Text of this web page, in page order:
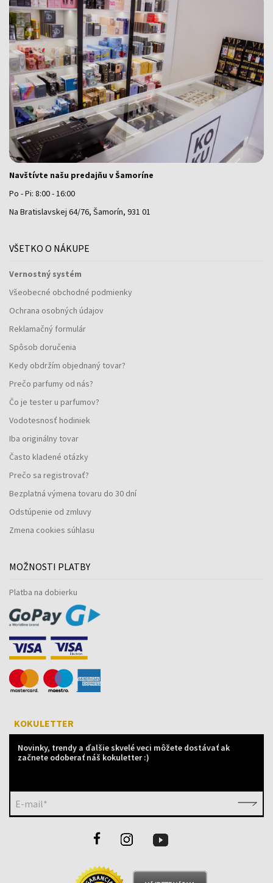
Navštívte našu predajňu v Šamoríne
Po - Pi: 8:00 - 16:00
Na Bratislavskej 64/76, Šamorín, 931 01
VŠETKO O NÁKUPE
Vernostný systém
Všeobecné obchodné podmienky
Ochrana osobných údajov
Reklamačný formulár
Spôsob doručenia
Kedy obdržím objednaný tovar?
Prečo parfumy od nás?
Čo je tester u parfumov?
Vodotesnosť hodiniek
Iba originálny tovar
Často kladené otázky
Prečo sa registrovať?
Bezplatná výmena tovaru do 30 dní
Odstúpenie od zmluvy
Zmena cookies súhlasu
MOŽNOSTI PLATBY
Platba na dobierku
KOKULETTER
Novinky, trendy a ďalšie skvelé veci môžete dostávať ak
začnete odoberať náš kokuletter :)
E-mail*